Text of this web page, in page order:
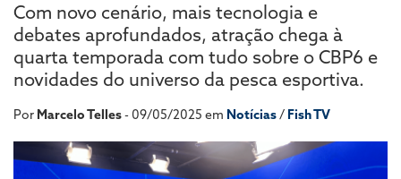
Com novo cenário, mais tecnologia e
debates aprofundados, atração chega à
quarta temporada com tudo sobre o CBP6 e
novidades do universo da pesca esportiva.
Por Marcelo Telles- 09/05/2025 em Notícias/ Fish TV